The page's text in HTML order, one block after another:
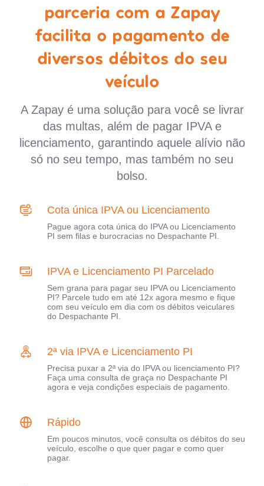
parceria com a Zapay
facilita o pagamento de
diversos débitos do seu
veículo
A Zapay é uma solução para você se livrar
das multas, além de pagar IPVA e
licenciamento, garantindo aquele alívio não
só no seu tempo, mas também no seu
bolso.
Cota única IPVA ou Licenciamento
Pague agora cota única do IPVA ou Licenciamento
PI sem filas e burocracias no Despachante PI.
IPVA e Licenciamento PI Parcelado
Sem grana para pagar seu IPVA ou Licenciamento
PI? Parcele tudo em até 12x agora mesmo e fique
com seu veículo em dia com os débitos veiculares
do Despachante PI.
2ª via IPVA e Licenciamento PI
Precisa puxar a 2ª via do IPVA ou licenciamento PI?
Faça uma consulta de graça no Despachante PI
agora e veja condições especiais de pagamento.
Rápido
Em poucos minutos, você consulta os débitos do seu
veículo, escolhe o que quer pagar e como quer
pagar.